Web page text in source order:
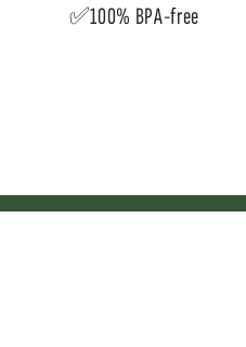
✅100% BPA-free